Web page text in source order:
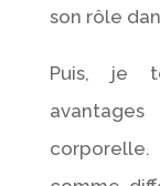
son rôle
Puis, je